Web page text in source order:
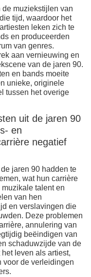
muziekstijlen van
tijd, waardoor het
leken zich te
en produceerden
van genres.
aan vernieuwing en
van de jaren 90.
en bands moeite
unieke, originele
tussen het overige
uit de jaren 90
en
negatief
jaren 90 hadden te
wat hun carrière
talent en
van hen
en verslavingen die
Deze problemen
annulering van
beëindigen van
schaduwzijde van de
leven als artiest,
voor de verleidingen